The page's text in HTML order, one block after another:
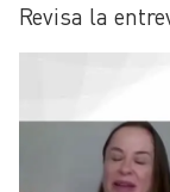
Revisa la